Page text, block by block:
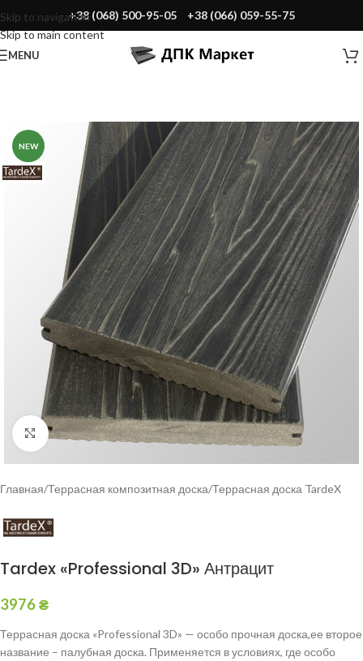
Skip to navigation
Skip to main content
+38 (068) 500-95-05 +38 (066) 059-55-75
MENU
NEW
Click to enlarge
Главная/Террасная композитная доска/Террасная доска TardeX
Tardex «Professional 3D» Антрацит
3976₴
Террасная доска «Professional 3D» — особо прочная доска,ее второе
название – палубная доска. Применяется в условиях, где особо